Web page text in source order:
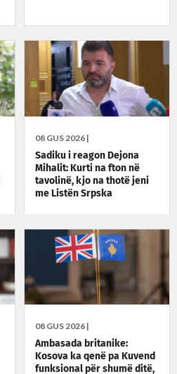
08 GUS 2026 |
Sadiku i reagon Dejona
Mihalit: Kurti na fton në
tavolinë, kjo na thotë jeni
me Listën Srpska
08 GUS 2026 |
Ambasada britanike:
Kosova ka qenë pa Kuvend
funksional për shumë ditë,